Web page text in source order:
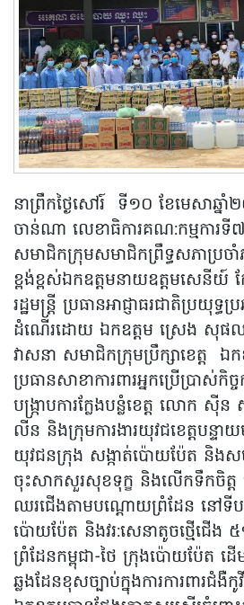
នាព្រឹកថ្ងៃសៅរ៍ ទី១០ ខែមេសាឆ្
ចាន់ណា លេខាធិការគណ:កម្មការទី
សមាជិកក្រុមសមាជិកព្រឹទ្ធសភាប្រ
ខ្ពង់ខ្ពស់ឯកឧត្តមនាយឧត្តមសេនី
រដ្ឋមន្រ្តី ប្រធានអាជ្ញាធរជាតិប្រយុ
ដំណើរដោយ ឯកឧត្តម ស្រេង សុផ
វាសនា សមាជិកក្រុមប្រឹក្សាខេត្ត ឯក
ប្រធានសាខាការពារអ្នកប្រើប្រាស់កិ
បង្ក្រាបការក្លែងបន្លំខេត្ត លោក
លីន និងក្រុមការងារយុវជខេត្តបន្ទា
យុវជនក្រុង សង្កាត់ប៉ោយប៉ែត និងស
ចុះសាកសួរសុខទុក្ខ និងលើកទឹកចិត្
ឈរជើងតាមបណ្ដោយព្រំដែន នៅទីប
ប៉ោយប៉ែត និងវរ:សេនាតូចថ្មើជើង
ព្រំដែនកម្ពុជា-ថៃ ក្រុងប៉ោយប៉ែត ដ
ឆ្លងដែនខុសច្បាប់ក្នុងការការពារ